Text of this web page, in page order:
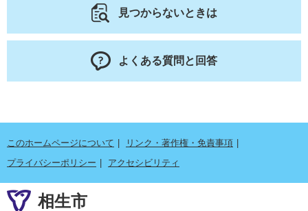
見つからないときは
よくある質問と回答
このホームページについて
リンク・著作権・免責事項
プライバシーポリシー
アクセシビリティ
相生市